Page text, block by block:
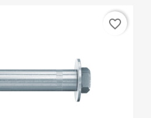
favorite_border